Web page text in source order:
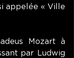
appelée « Ville
Mozart à
par Ludwig